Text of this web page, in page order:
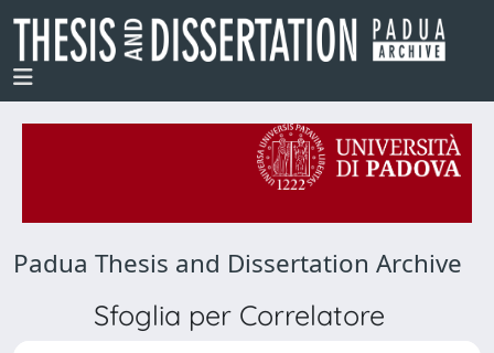
Padua Thesis and Dissertation Archive
Sfoglia per Correlatore